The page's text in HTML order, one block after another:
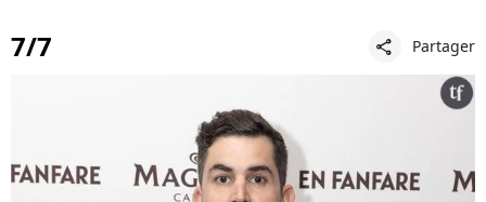
7/7 share Partager